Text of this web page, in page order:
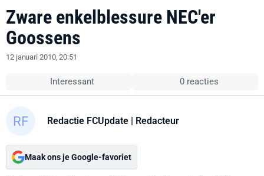
Zware enkelblessure NEC'er
Goossens
12 januari 2010, 20:51
Interessant 0 reacties
Redactie FCUpdate | Redacteur
Maak ons je Google-favoriet